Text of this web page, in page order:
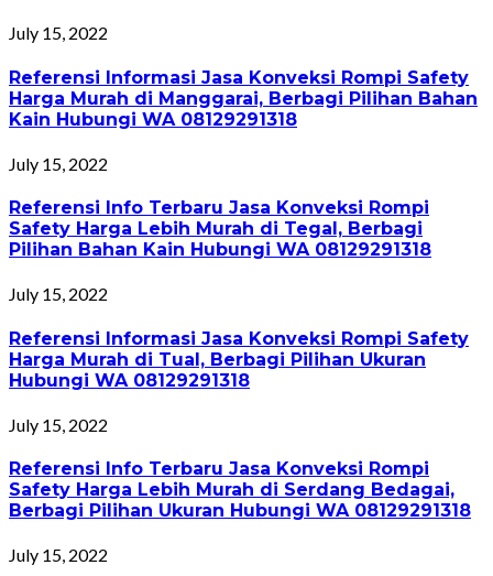
July 15, 2022
Referensi Informasi Jasa Konveksi Rompi Safety
Harga Murah di Manggarai, Berbagi Pilihan Bahan
Kain Hubungi WA 08129291318
July 15, 2022
Referensi Info Terbaru Jasa Konveksi Rompi
Safety Harga Lebih Murah di Tegal, Berbagi
Pilihan Bahan Kain Hubungi WA 08129291318
July 15, 2022
Referensi Informasi Jasa Konveksi Rompi Safety
Harga Murah di Tual, Berbagi Pilihan Ukuran
Hubungi WA 08129291318
July 15, 2022
Referensi Info Terbaru Jasa Konveksi Rompi
Safety Harga Lebih Murah di Serdang Bedagai,
Berbagi Pilihan Ukuran Hubungi WA 08129291318
July 15, 2022